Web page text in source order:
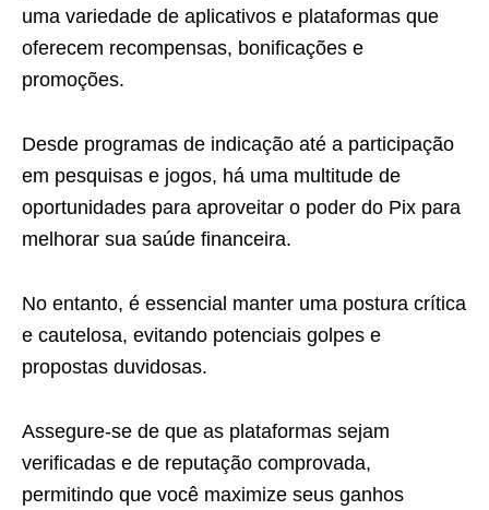
uma variedade de aplicativos e plataformas que
oferecem recompensas, bonificações e
promoções.
Desde programas de indicação até a participação
em pesquisas e jogos, há uma multitude de
oportunidades para aproveitar o poder do Pix para
melhorar sua saúde financeira.
No entanto, é essencial manter uma postura crítica
e cautelosa, evitando potenciais golpes e
propostas duvidosas.
Assegure-se de que as plataformas sejam
verificadas e de reputação comprovada,
permitindo que você maximize seus ganhos